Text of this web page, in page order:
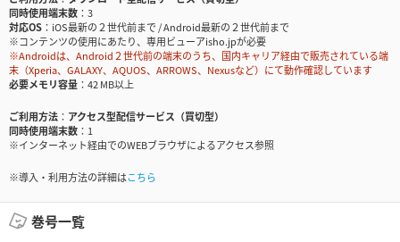
同時使用端末数
3
対応OS
iOS最新の２世代前まで / Android最新の２世代前まで
※コンテンツの使用にあたり、専用ビューアisho.jpが必要
※Androidは、Android２世代前の端末のうち、国内キャリア経由で販売されている端
末（Xperia、GALAXY、AQUOS、ARROWS、Nexusなど）にて動作確認しています
必要メモリ容量
42 MB以上
ご利用方法
アクセス型配信サービス（買切型）
同時使用端末数
1
※インターネット経由でのWEBブラウザによるアクセス参照
※導入・利用方法の詳細はこちら
巻号一覧